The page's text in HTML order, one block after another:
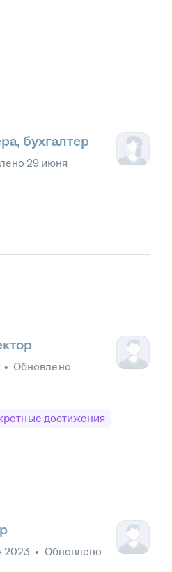
бухгалтер
29 июня
• Обновлено
достижения
2023 • Обновлено